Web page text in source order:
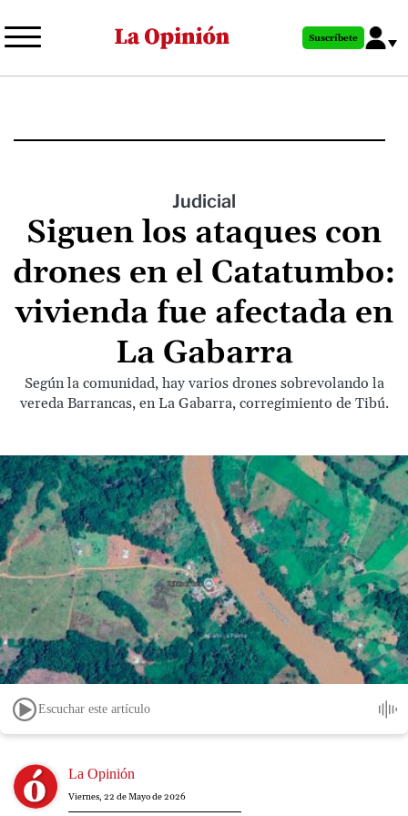
al
principal
Suscríbete
Judicial
Siguen los ataques con
drones en el Catatumbo:
vivienda fue afectada en
La Gabarra
Según la comunidad, hay varios drones sobrevolando la
vereda Barrancas, en La Gabarra, corregimiento de Tibú.
Escuchar este artículo
Image La Opinión
Viernes, 22 de Mayo de 2026